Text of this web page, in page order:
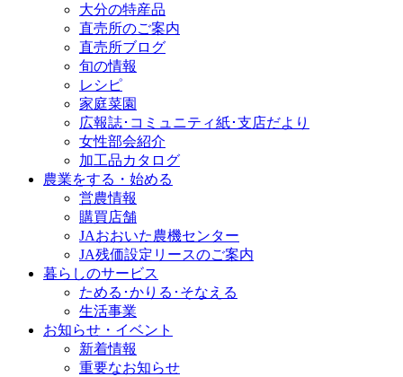
大分の特産品
直売所のご案内
直売所ブログ
旬の情報
レシピ
家庭菜園
広報誌･コミュニティ紙･支店だより
女性部会紹介
加工品カタログ
農業をする・始める
営農情報
購買店舗
JAおおいた農機センター
JA残価設定リースのご案内
暮らしのサービス
ためる･かりる･そなえる
生活事業
お知らせ・イベント
新着情報
重要なお知らせ